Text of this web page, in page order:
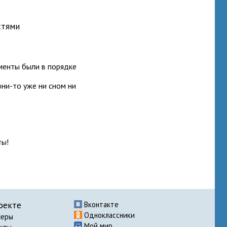
были в порядке
то уже ни сном ни
Вконтакте
Одноклассники